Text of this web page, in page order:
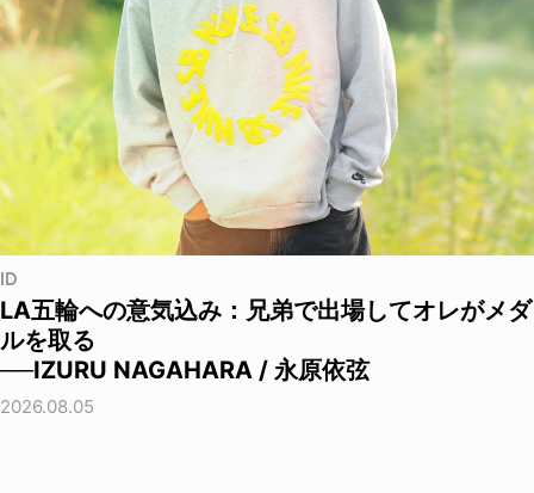
ID
LA五輪への意気込み：兄弟で出場してオレがメダ
ルを取る
──IZURU NAGAHARA / 永原依弦
2026.08.05